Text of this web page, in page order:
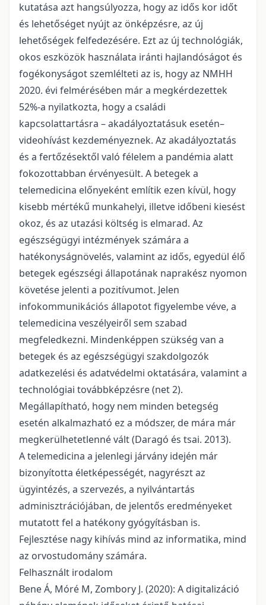
kutatása azt hangsúlyozza, hogy az idős kor időt
és lehetőséget nyújt az önképzésre, az új
lehetőségek felfedezésére. Ezt az új technológiák,
okos eszközök használata iránti hajlandóságot és
fogékonyságot szemlélteti az is, hogy az NMHH
2020. évi felmérésében már a megkérdezettek
52%-a nyilatkozta, hogy a családi
kapcsolattartásra – akadályoztatásuk esetén–
videohívást kezdeményeznek. Az akadályoztatás
és a fertőzésektől való félelem a pandémia alatt
fokozottabban érvényesült. A betegek a
telemedicina előnyeként említik ezen kívül, hogy
kisebb mértékű munkahelyi, illetve időbeni kiesést
okoz, és az utazási költség is elmarad. Az
egészségügyi intézmények számára a
hatékonyságnövelés, valamint az idős, egyedül élő
betegek egészségi állapotának naprakész nyomon
követése jelenti a pozitívumot. Jelen
infokommunikációs állapotot figyelembe véve, a
telemedicina veszélyeiről sem szabad
megfeledkezni. Mindenképpen szükség van a
betegek és az egészségügyi szakdolgozók
adatkezelési és adatvédelmi oktatására, valamint a
technológiai továbbképzésre (net 2).
Megállapítható, hogy nem minden betegség
esetén alkalmazható ez a módszer, de mára már
megkerülhetetlenné vált (Daragó és tsai. 2013).
A telemedicina a jelenlegi járvány idején már
bizonyította életképességét, nagyrészt az
ügyintézés, a szervezés, a nyilvántartás
adminisztrációjában, de jelentős eredményeket
mutatott fel a hatékony gyógyításban is.
Fejlesztése nagy kihívás mind az informatika, mind
az orvostudomány számára.
Felhasznált irodalom
Bene Á, Móré M, Zombory J. (2020): A digitalizáció